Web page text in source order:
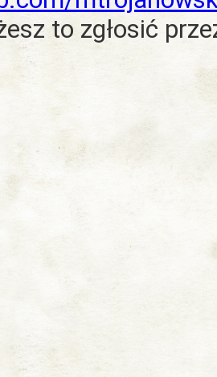
to zgłosić